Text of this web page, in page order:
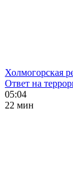
Холмогорская
Ответ на
05:04
22 мин